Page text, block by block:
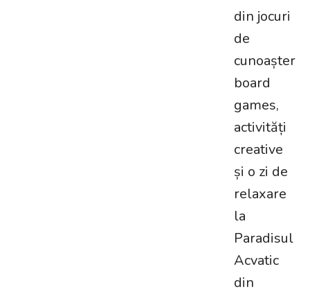
din jocuri
de
cunoaștere,
board
games,
activități
creative
și o zi de
relaxare
la
Paradisul
Acvatic
din